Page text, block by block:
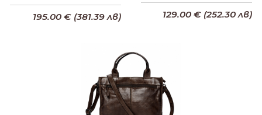
195.00 € (381.39 лв) 129.00 € (252.30 лв)